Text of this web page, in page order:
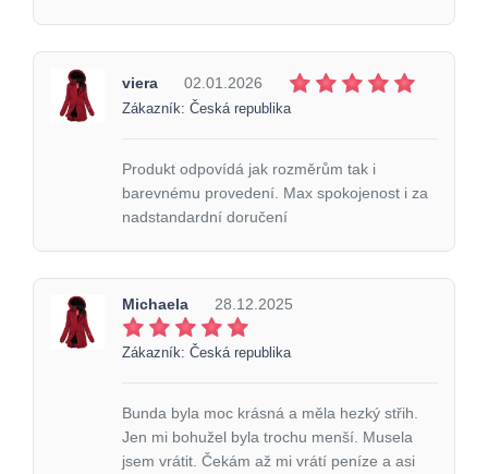
viera 02.01.2026
Zákazník: Česká republika
Produkt odpovídá jak rozměrům tak i
barevnému provedení. Max spokojenost i za
nadstandardní doručení
Michaela 28.12.2025
Zákazník: Česká republika
Bunda byla moc krásná a měla hezký střih.
Jen mi bohužel byla trochu menší. Musela
jsem vrátit. Čekám až mi vrátí peníze a asi